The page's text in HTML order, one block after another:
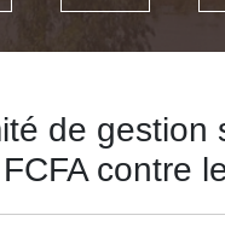
de
contre